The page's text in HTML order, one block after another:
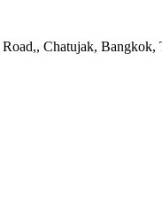
Chatujak, Bangkok,